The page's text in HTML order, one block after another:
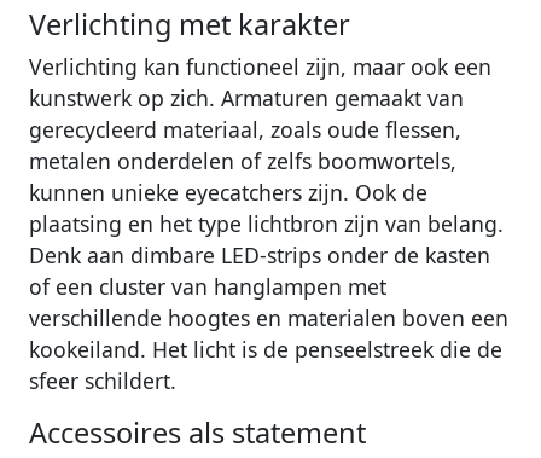
Verlichting met karakter
Verlichting kan functioneel zijn, maar ook een
kunstwerk op zich. Armaturen gemaakt van
gerecycleerd materiaal, zoals oude flessen,
metalen onderdelen of zelfs boomwortels,
kunnen unieke eyecatchers zijn. Ook de
plaatsing en het type lichtbron zijn van belang.
Denk aan dimbare LED-strips onder de kasten
of een cluster van hanglampen met
verschillende hoogtes en materialen boven een
kookeiland. Het licht is de penseelstreek die de
sfeer schildert.
Accessoires als statement